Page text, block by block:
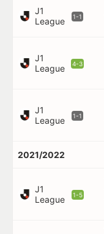
J1
League
1-1
J1
League
4-3
J1
League
1-1
2021/2022
J1
League
1-5